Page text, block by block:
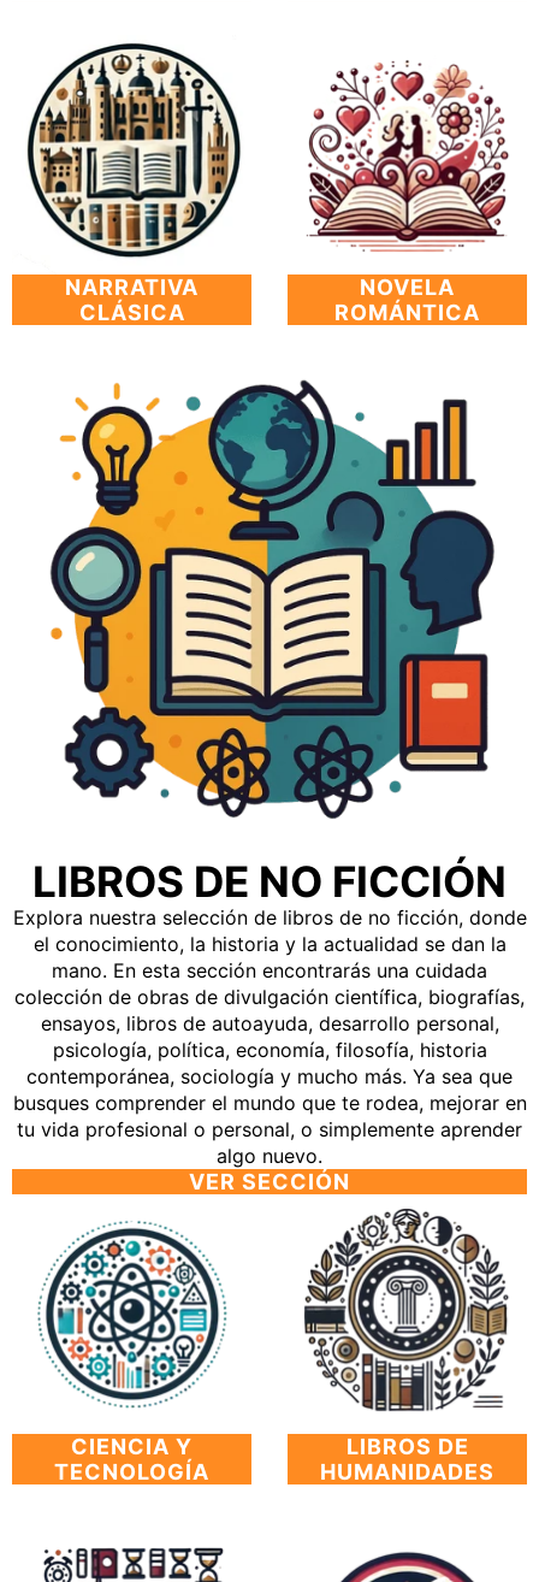
NARRATIVA
CLÁSICA
NOVELA
ROMÁNTICA
LIBROS DE NO FICCIÓN
Explora nuestra selección de libros de no ficción, donde
el conocimiento, la historia y la actualidad se dan la
mano. En esta sección encontrarás una cuidada
colección de obras de divulgación científica, biografías,
ensayos, libros de autoayuda, desarrollo personal,
psicología, política, economía, filosofía, historia
contemporánea, sociología y mucho más. Ya sea que
busques comprender el mundo que te rodea, mejorar en
tu vida profesional o personal, o simplemente aprender
algo nuevo.
VER SECCIÓN
CIENCIA Y
TECNOLOGÍA
LIBROS DE
HUMANIDADES